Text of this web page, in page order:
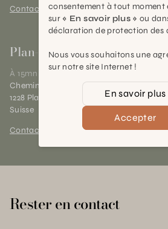
Contact et horaires
Plan-les-Ouates
À 15mn du centre de Genève
Chemin des Charrotons 25
1228 Plan-les-Ouates (GE)
Suisse
Contact et horaires
Rester en contact
consentement à tout moment
sur « En savoir plus » ou
déclaration de protection des
Nous vous souhaitons une
sur notre site Internet !
En savoir plus
Accepter